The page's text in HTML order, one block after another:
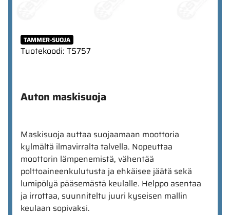
TAMMER-SUOJA
Tuotekoodi: TS757
Auton maskisuoja
Maskisuoja auttaa suojaamaan moottoria
kylmältä ilmavirralta talvella. Nopeuttaa
moottorin lämpenemistä, vähentää
polttoaineenkulutusta ja ehkäisee jäätä sekä
lumipölyä pääsemästä keulalle. Helppo asentaa
ja irrottaa, suunniteltu juuri kyseisen mallin
keulaan sopivaksi.